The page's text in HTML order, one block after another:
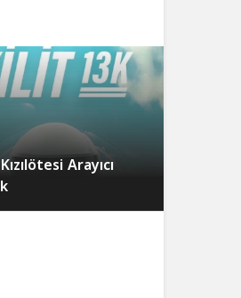
Arayıcı